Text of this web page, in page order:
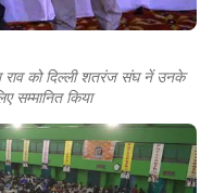
राव को दिल्ली शतरंज संघ नें उनके
सम्मानित किया